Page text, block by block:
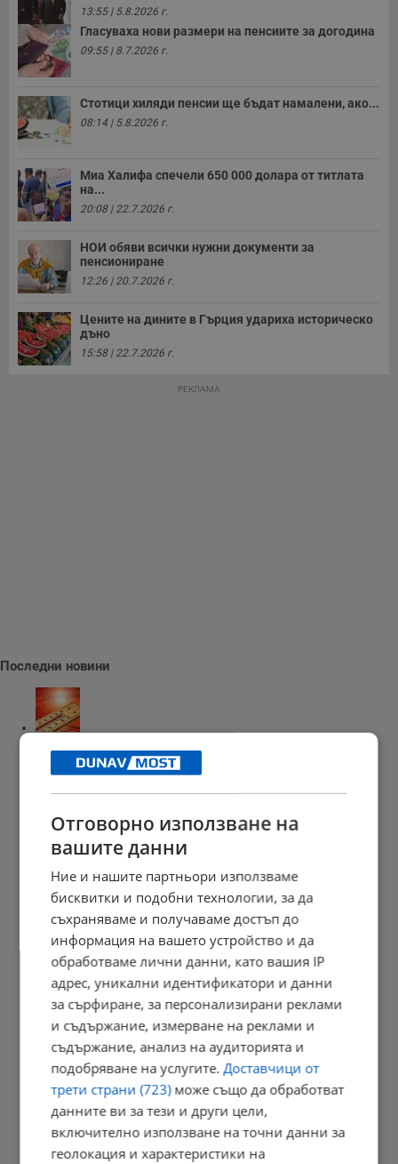
13:55 | 5.8.2026 г.
Гласуваха нови размери на пенсиите за догодина
09:55 | 8.7.2026 г.
Стотици хиляди пенсии ще бъдат намалени, ако...
08:14 | 5.8.2026 г.
Миа Халифа спечели 650 000 долара от титлата
на...
20:08 | 22.7.2026 г.
НОИ обяви всички нужни документи за
пенсиониране
12:26 | 20.7.2026 г.
Цените на дините в Гърция удариха историческо
дъно
15:58 | 22.7.2026 г.
РЕКЛАМА
Последни новини
Измериха рекордна температура от 41 градуса в Будапеща
Отвориха магистрала "Тракия" след часове блокада заради...
23:05 | 6.8.2026 г.
Персеидите озаряват небето в средата на август
23:03 | 6.8.2026 г.
Променят вноските за трудова злополука в седем сектора
22:58 | 6.8.2026 г.
Отговорно използване на
вашите данни
Ние и нашите партньори използваме
бисквитки и подобни технологии, за да
съхраняваме и получаваме достъп до
информация на вашето устройство и да
обработваме лични данни, като вашия IP
адрес, уникални идентификатори и данни
за сърфиране, за персонализирани реклами
и съдържание, измерване на реклами и
съдържание, анализ на аудиторията и
подобряване на услугите.Доставчици от
трети страни (723)може също да обработват
данните ви за тези и други цели,
включително използване на точни данни за
геолокация и характеристики на